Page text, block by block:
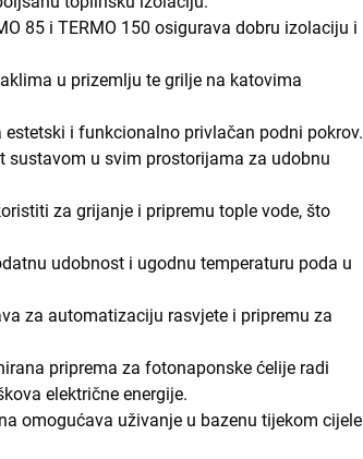
85 i TERMO 150 osigurava dobru izolaciju i
u prizemlju te grilje na katovima
i funkcionalno privlačan podni pokrov.
u svim prostorijama za udobnu
za grijanje i pripremu tople vode, što
udobnost i ugodnu temperaturu poda u
za automatizaciju rasvjete i pripremu za
priprema za fotonaponske ćelije radi
električne energije.
omogućava uživanje u bazenu tijekom cijele